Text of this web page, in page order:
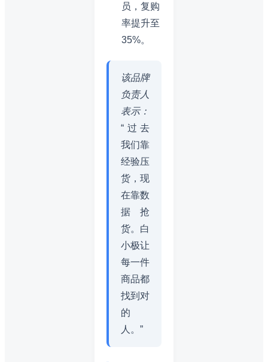
员，复购
率提升至
35%。
该品牌
负责人
表示：
“过去
我们靠
经验压
货，现
在靠数
据抢
货。白
小极让
每一件
商品都
找到对
的
人。”